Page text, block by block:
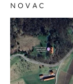
NOVAC